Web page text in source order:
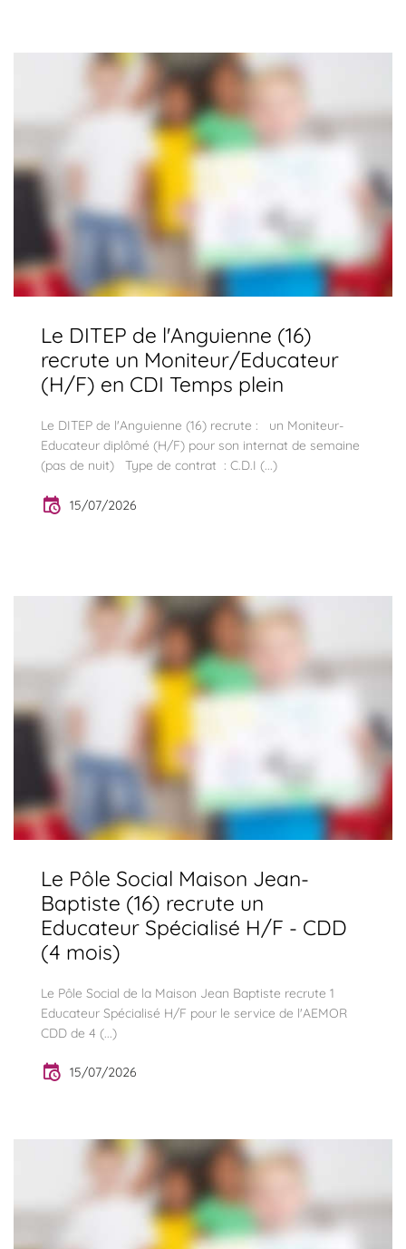
Le DITEP de l'Anguienne (16)
recrute un Moniteur/Educateur
(H/F) en CDI Temps plein
Le DITEP de l'Anguienne (16) recrute : un Moniteur-
Educateur diplômé (H/F) pour son internat de semaine
(pas de nuit) Type de contrat : C.D.I (...)
15/07/2026
Le Pôle Social Maison Jean-
Baptiste (16) recrute un
Educateur Spécialisé H/F - CDD
(4 mois)
Le Pôle Social de la Maison Jean Baptiste recrute 1
Educateur Spécialisé H/F pour le service de l'AEMOR
CDD de 4 (...)
15/07/2026